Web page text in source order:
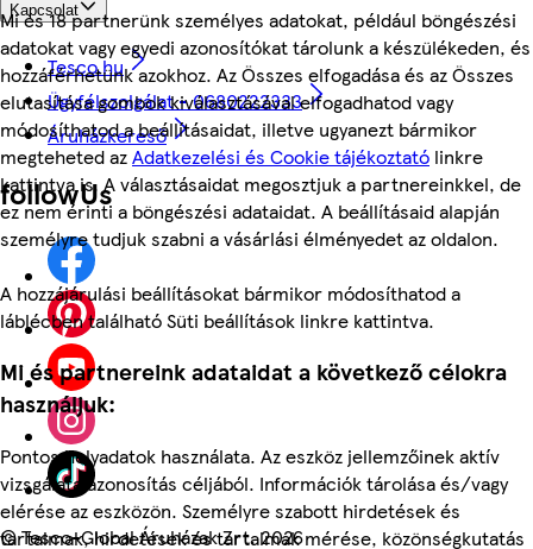
Mi és 18 partnerünk személyes adatokat, például böngészési
adatokat vagy egyedi azonosítókat tárolunk a készülékeden, és
hozzáférhetünk azokhoz. Az Összes elfogadása és az Összes
elutasítása gombok kiválasztásával elfogadhatod vagy
módosíthatod a beállításaidat, illetve ugyanezt bármikor
megteheted azAdatkezelési és Cookie tájékoztató linkre
kattintva is. A választásaidat megosztjuk a partnereinkkel, de
ez nem érinti a böngészési adataidat. A beállításaid alapján
személyre tudjuk szabni a vásárlási élményedet az oldalon.
A hozzájárulási beállításokat bármikor módosíthatod a
láblécben található Süti beállítások linkre kattintva.
Mi és partnereink adataidat a következő célokra
használjuk:
Pontos helyadatok használata. Az eszköz jellemzőinek aktív
vizsgálata azonosítás céljából. Információk tárolása és/vagy
elérése az eszközön. Személyre szabott hirdetések és
tartalmak, hirdetések és tartalmak mérése, közönségkutatás
Kapcsolat
Tesco.hu
Ügyfélszolgálat - 0680222333
Áruházkereső
followUs
©Tesco-Global Áruházak Zrt. 2026